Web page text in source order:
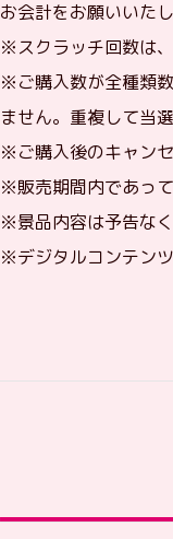
お会計をお願いいた
※スクラッチ回数は
※ご購入数が全種類
ません。重複して当
※ご購入後のキャン
※販売期間内であっ
※景品内容は予告な
※デジタルコンテン